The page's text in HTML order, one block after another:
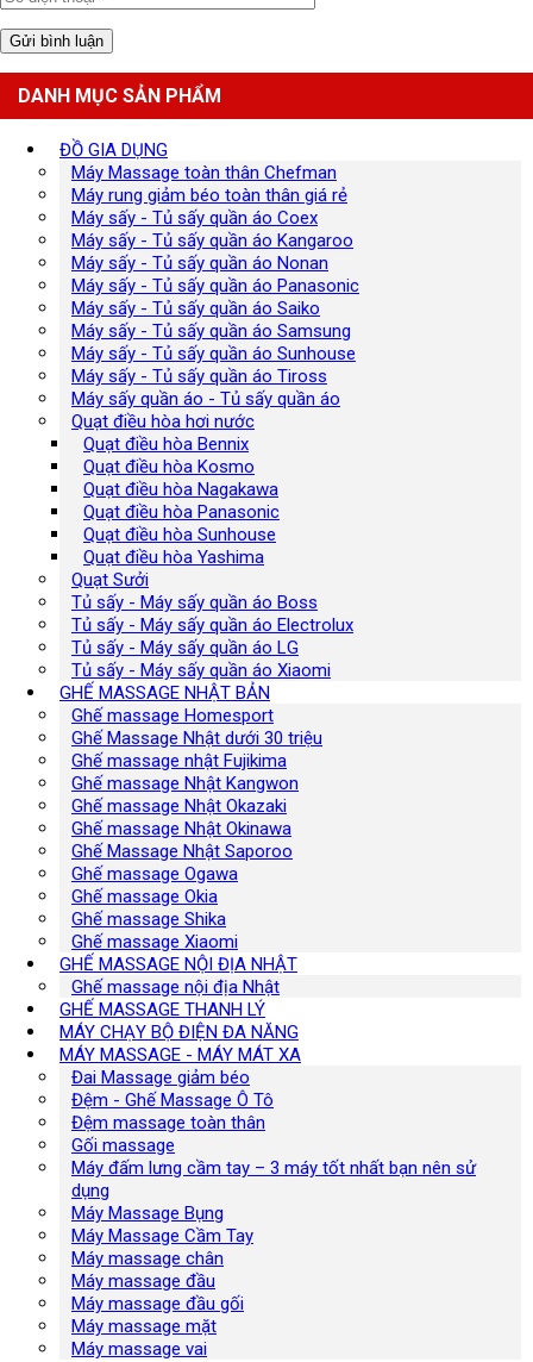
DANH MỤC SẢN PHẨM
ĐỒ GIA DỤNG
Máy Massage toàn thân Chefman
Máy rung giảm béo toàn thân giá rẻ
Máy sấy - Tủ sấy quần áo Coex
Máy sấy - Tủ sấy quần áo Kangaroo
Máy sấy - Tủ sấy quần áo Nonan
Máy sấy - Tủ sấy quần áo Panasonic
Máy sấy - Tủ sấy quần áo Saiko
Máy sấy - Tủ sấy quần áo Samsung
Máy sấy - Tủ sấy quần áo Sunhouse
Máy sấy - Tủ sấy quần áo Tiross
Máy sấy quần áo - Tủ sấy quần áo
Quạt điều hòa hơi nước
Quạt điều hòa Bennix
Quạt điều hòa Kosmo
Quạt điều hòa Nagakawa
Quạt điều hòa Panasonic
Quạt điều hòa Sunhouse
Quạt điều hòa Yashima
Quạt Sưởi
Tủ sấy - Máy sấy quần áo Boss
Tủ sấy - Máy sấy quần áo Electrolux
Tủ sấy - Máy sấy quần áo LG
Tủ sấy - Máy sấy quần áo Xiaomi
GHẾ MASSAGE NHẬT BẢN
Ghế massage Homesport
Ghế Massage Nhật dưới 30 triệu
Ghế massage nhật Fujikima
Ghế massage Nhật Kangwon
Ghế massage Nhật Okazaki
Ghế massage Nhật Okinawa
Ghế Massage Nhật Saporoo
Ghế massage Ogawa
Ghế massage Okia
Ghế massage Shika
Ghế massage Xiaomi
GHẾ MASSAGE NỘI ĐỊA NHẬT
Ghế massage nội địa Nhật
GHẾ MASSAGE THANH LÝ
MÁY CHẠY BỘ ĐIỆN ĐA NĂNG
MÁY MASSAGE - MÁY MÁT XA
Đai Massage giảm béo
Đệm - Ghế Massage Ô Tô
Đệm massage toàn thân
Gối massage
Máy đấm lưng cầm tay – 3 máy tốt nhất bạn nên sử
dụng
Máy Massage Bụng
Máy Massage Cầm Tay
Máy massage chân
Máy massage đầu
Máy massage đầu gối
Máy massage mặt
Máy massage vai